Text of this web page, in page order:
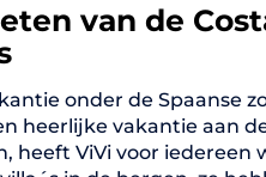
van de
onder de Spaanse
heerlijke vakantie aan
heeft ViVi voor iedereen